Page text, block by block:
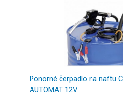
Ponorné čerpadlo na naftu
AUTOMAT 12V